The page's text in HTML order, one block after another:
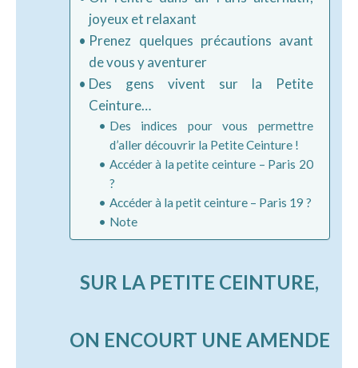
joyeux et relaxant
Prenez quelques précautions avant
de vous y aventurer
Des gens vivent sur la Petite
Ceinture…
Des indices pour vous permettre
d’aller découvrir la Petite Ceinture !
Accéder à la petite ceinture – Paris 20
?
Accéder à la petit ceinture – Paris 19 ?
Note
SUR LA PETITE CEINTURE,
ON ENCOURT UNE AMENDE